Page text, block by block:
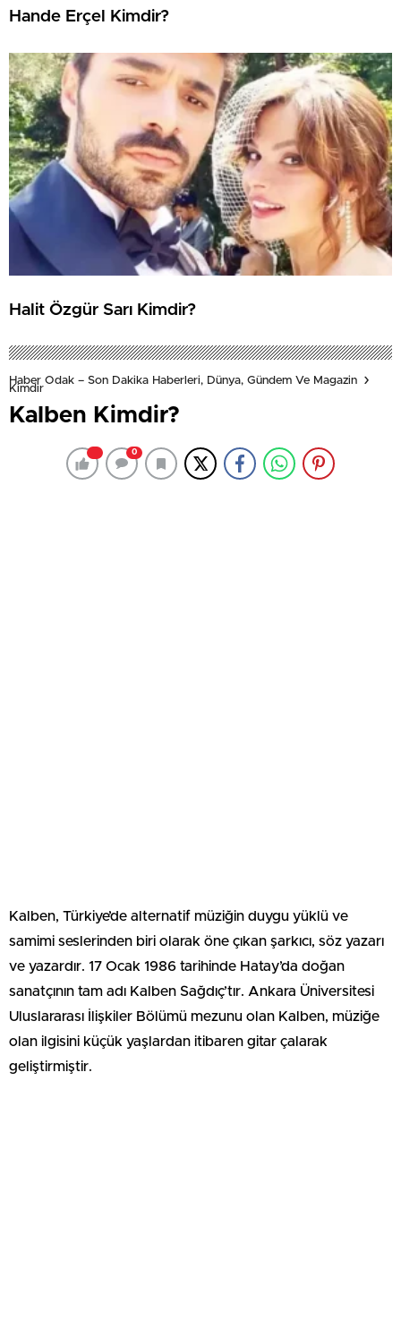
Hande Erçel Kimdir?
Halit Özgür Sarı Kimdir?
Haber Odak – Son Dakika Haberleri, Dünya, Gündem Ve Magazin
Kimdir
Kalben Kimdir?
0
Kalben, Türkiye’de alternatif müziğin duygu yüklü ve
samimi seslerinden biri olarak öne çıkan şarkıcı, söz yazarı
ve yazardır. 17 Ocak 1986 tarihinde Hatay’da doğan
sanatçının tam adı Kalben Sağdıç’tır. Ankara Üniversitesi
Uluslararası İlişkiler Bölümü mezunu olan Kalben, müziğe
olan ilgisini küçük yaşlardan itibaren gitar çalarak
geliştirmiştir.